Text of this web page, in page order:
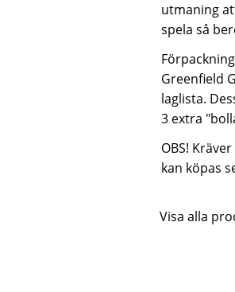
utmaning
spela så
Greenfield
laglista.
3 extra
OBS!
kan köpas
Visa alla